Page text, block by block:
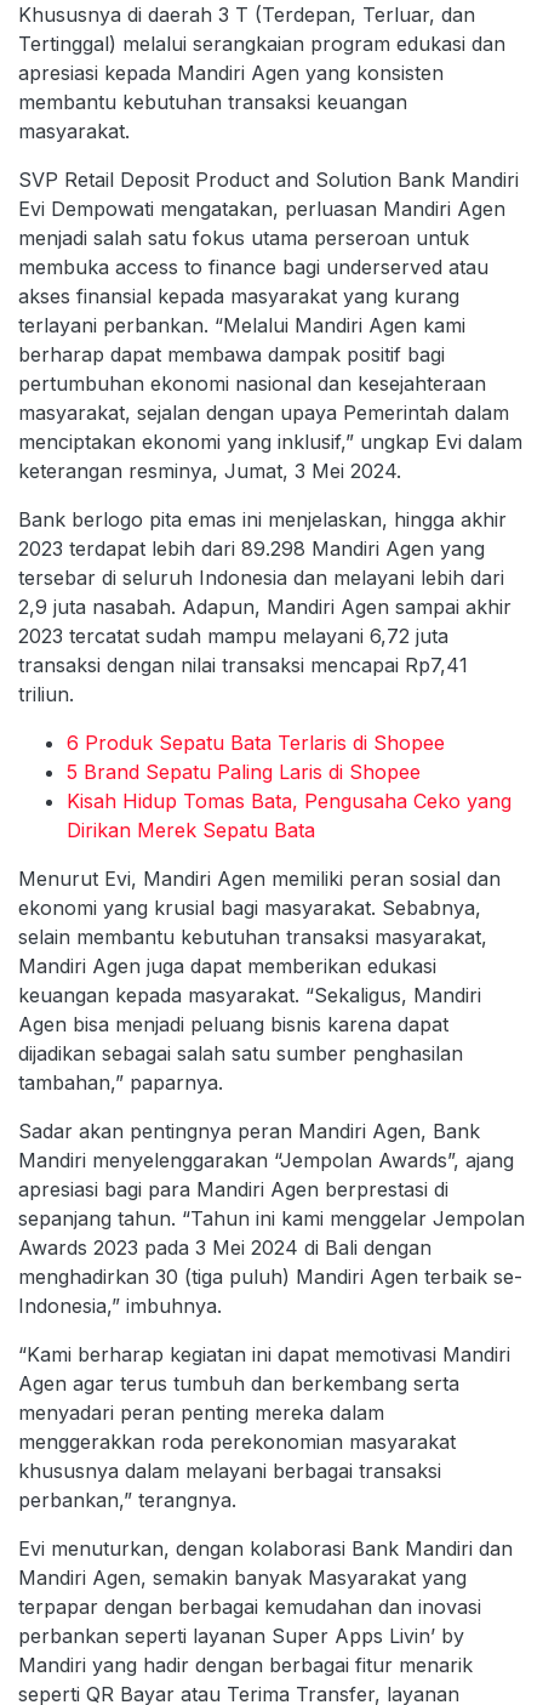
Khususnya di daerah 3 T (Terdepan, Terluar, dan
Tertinggal) melalui serangkaian program edukasi dan
apresiasi kepada Mandiri Agen yang konsisten
membantu kebutuhan transaksi keuangan
masyarakat.
SVP Retail Deposit Product and Solution Bank Mandiri
Evi Dempowati mengatakan, perluasan Mandiri Agen
menjadi salah satu fokus utama perseroan untuk
membuka access to finance bagi underserved atau
akses finansial kepada masyarakat yang kurang
terlayani perbankan. “Melalui Mandiri Agen kami
berharap dapat membawa dampak positif bagi
pertumbuhan ekonomi nasional dan kesejahteraan
masyarakat, sejalan dengan upaya Pemerintah dalam
menciptakan ekonomi yang inklusif,” ungkap Evi dalam
keterangan resminya, Jumat, 3 Mei 2024.
Bank berlogo pita emas ini menjelaskan, hingga akhir
2023 terdapat lebih dari 89.298 Mandiri Agen yang
tersebar di seluruh Indonesia dan melayani lebih dari
2,9 juta nasabah. Adapun, Mandiri Agen sampai akhir
2023 tercatat sudah mampu melayani 6,72 juta
transaksi dengan nilai transaksi mencapai Rp7,41
triliun.
6 Produk Sepatu Bata Terlaris di Shopee
5 Brand Sepatu Paling Laris di Shopee
Kisah Hidup Tomas Bata, Pengusaha Ceko yang
Dirikan Merek Sepatu Bata
Menurut Evi, Mandiri Agen memiliki peran sosial dan
ekonomi yang krusial bagi masyarakat. Sebabnya,
selain membantu kebutuhan transaksi masyarakat,
Mandiri Agen juga dapat memberikan edukasi
keuangan kepada masyarakat. “Sekaligus, Mandiri
Agen bisa menjadi peluang bisnis karena dapat
dijadikan sebagai salah satu sumber penghasilan
tambahan,” paparnya.
Sadar akan pentingnya peran Mandiri Agen, Bank
Mandiri menyelenggarakan “Jempolan Awards”, ajang
apresiasi bagi para Mandiri Agen berprestasi di
sepanjang tahun. “Tahun ini kami menggelar Jempolan
Awards 2023 pada 3 Mei 2024 di Bali dengan
menghadirkan 30 (tiga puluh) Mandiri Agen terbaik se-
Indonesia,” imbuhnya.
“Kami berharap kegiatan ini dapat memotivasi Mandiri
Agen agar terus tumbuh dan berkembang serta
menyadari peran penting mereka dalam
menggerakkan roda perekonomian masyarakat
khususnya dalam melayani berbagai transaksi
perbankan,” terangnya.
Evi menuturkan, dengan kolaborasi Bank Mandiri dan
Mandiri Agen, semakin banyak Masyarakat yang
terpapar dengan berbagai kemudahan dan inovasi
perbankan seperti layanan Super Apps Livin’ by
Mandiri yang hadir dengan berbagai fitur menarik
seperti QR Bayar atau Terima Transfer, layanan